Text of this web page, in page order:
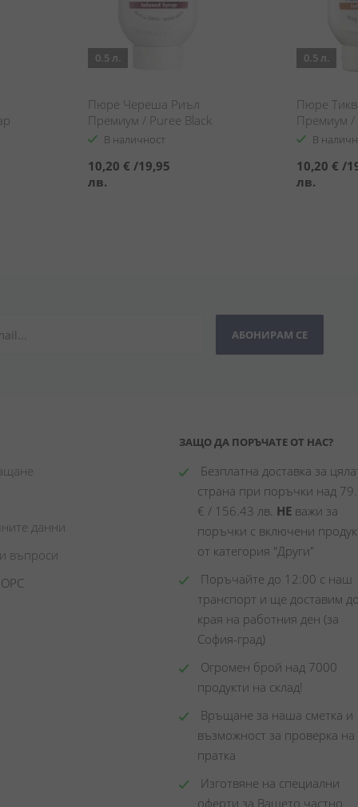
0.5 л.
Пюре Череша Риъл
Премиум / Puree Black
Cherry Real Premium
В наличност
10,20 € /19,95
лв.
0.5 л.
Пюре
Премиум /
Pumpkin
В
10,20 € /
лв.
АБОНИРАМ СЕ
данни
въпроси
ЗАЩО ДА ПОРЪЧАТЕ ОТ НАС?
Безплатна доставка за
страна при поръчки над
€ / 156.43 лв. НЕ важи за
поръчки с включени
от категория "Други"
Поръчайте до 12:00 с наш
транспорт и ще доставим
края на работния ден (за
София-град)
Огромен брой над 7000
продукти на склад!
Връщане за наша сметка и
възможност за проверка на
пратка
Изготвяне на специални
оферти за Вашето частно